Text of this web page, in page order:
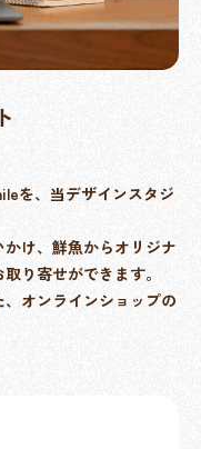
を、当デザインスタジ
け、鮮魚からオリジナ
り寄せができます。
オンラインショップの